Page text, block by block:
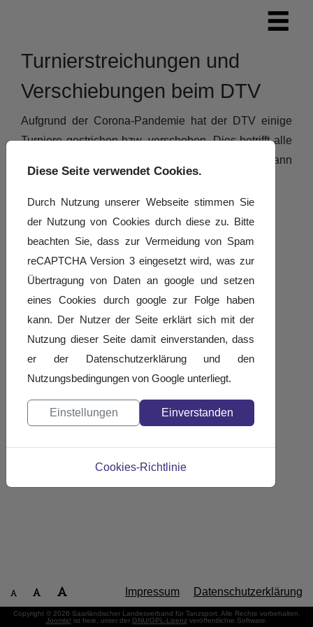
Turnierstreichungen und
Verschiebungen beim DTV
Aufgrund der Corona-Pandemie hat der DTV einige
Turniere gestrichen bzw. verschoben. Dies betrifft alle
Sektionen. Die Übersicht - Stand 18.01.2021 - kann
Geschrieben von:
Veröffentlicht: 22. Januar 2021
Diese Seite verwendet Cookies.
Durch Nutzung unserer Webseite stimmen Sie
der Nutzung von Cookies durch diese zu. Bitte
beachten Sie, dass zur Vermeidung von Spam
reCAPTCHA Version 3 eingesetzt wird, was zur
Übertragung von Daten an google und setzen
eines Cookies durch google zur Folge haben
kann. Der Nutzer der Seite erklärt sich mit der
Nutzung dieser Seite damit einverstanden, dass
er der Datenschutzerklärung und den
Nutzungsbedingungen von Google unterliegt.
Einstellungen Einverstanden
Cookies-Richtlinie
Impressum Datenschutzerklärung
Copyright © 2026 Saarländischer Landesverband für Tanzsport. Alle Rechte vorbehalten.
Joomla! ist freie, unter der GNU/GPL-Lizenz veröffentlichte Software.